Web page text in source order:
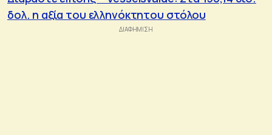
δολ. η αξία του ελληνόκτητου στόλου